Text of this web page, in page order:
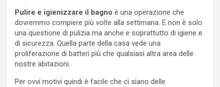
Pulire e igienizzare il bagno è una operazione che
dovremmo compiere più volte alla settimana. E non è solo
una questione di pulizia ma anche e soprattutto di igiene e
di sicurezza. Quella parte della casa vede una
proliferazione di batteri più che qualsiasi altra area delle
nostre abitazioni.
Per ovvi motivi quindi è facile che ci siano delle